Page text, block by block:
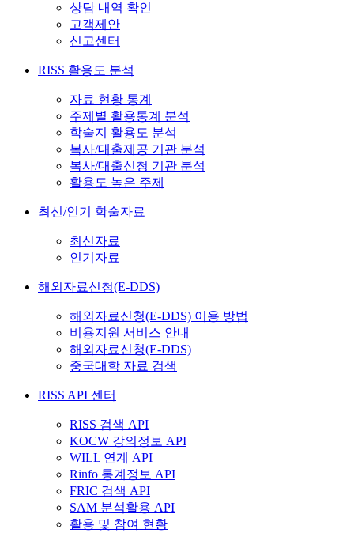
상담 내역 확인
고객제안
신고센터
RISS 활용도 분석
자료 현황 통계
주제별 활용통계 분석
학술지 활용도 분석
복사/대출제공 기관 분석
복사/대출신청 기관 분석
활용도 높은 주제
최신/인기 학술자료
최신자료
인기자료
해외자료신청(E-DDS)
해외자료신청(E-DDS) 이용 방법
비용지원 서비스 안내
해외자료신청(E-DDS)
중국대학 자료 검색
RISS API 센터
RISS 검색 API
KOCW 강의정보 API
WILL 연계 API
Rinfo 통계정보 API
FRIC 검색 API
SAM 분석활용 API
활용 및 참여 현황